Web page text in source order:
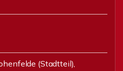
(Stadtteil),